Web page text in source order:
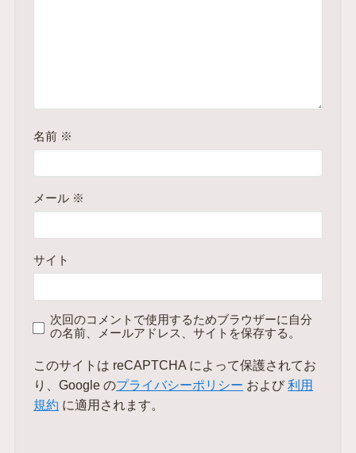
名前 ※
メール ※
サイト
次回のコメントで使用するためブラウザーに自分
の名前、メールアドレス、サイトを保存する。
このサイトは reCAPTCHA によって保護されてお
り、Google のプライバシーポリシー および利用
規約 に適用されます。